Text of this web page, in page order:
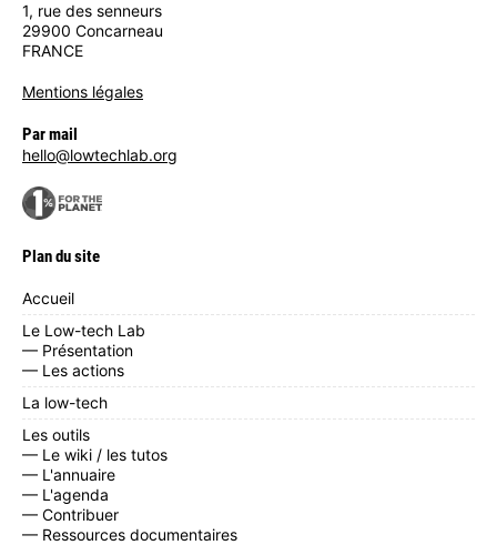
1, rue des senneurs
29900 Concarneau
FRANCE
Mentions légales
Par mail
hello@lowtechlab.org
Plan du site
Accueil
Le Low-tech Lab
— Présentation
— Les actions
La low-tech
Les outils
— Le wiki / les tutos
— L'annuaire
— L'agenda
— Contribuer
— Ressources documentaires